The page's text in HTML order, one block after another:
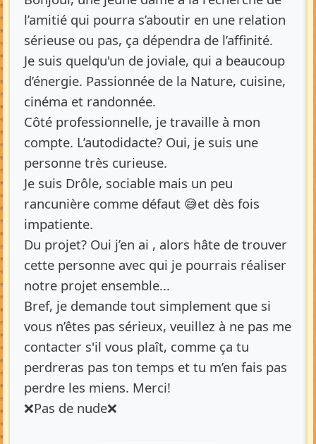
l’amitié qui pourra s’aboutir en une relation
sérieuse ou pas, ça dépendra de l’affinité.
Je suis quelqu'un de joviale, qui a beaucoup
d’énergie. Passionnée de la Nature, cuisine,
cinéma et randonnée.
Côté professionnelle, je travaille à mon
compte. L’autodidacte? Oui, je suis une
personne très curieuse.
Je suis Drôle, sociable mais un peu
rancunière comme défaut 😅et dès fois
impatiente.
Du projet? Oui j’en ai , alors hâte de trouver
cette personne avec qui je pourrais réaliser
notre projet ensemble...
Bref, je demande tout simplement que si
vous n’êtes pas sérieux, veuillez à ne pas me
contacter s'il vous plaît, comme ça tu
perdreras pas ton temps et tu m’en fais pas
perdre les miens. Merci!
❌️Pas de nude❌️